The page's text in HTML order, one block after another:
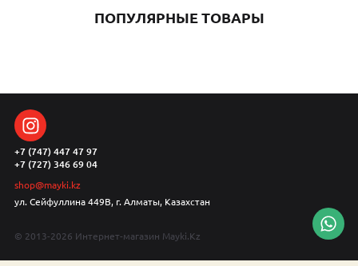
ПОПУЛЯРНЫЕ ТОВАРЫ
+7 (747) 447 47 97
+7 (727) 346 69 04
shop@mayki.kz
ул. Сейфуллина 449В, г. Алматы, Казахстан
© 2013-2026 Интернет-магазин Mayki.Kz